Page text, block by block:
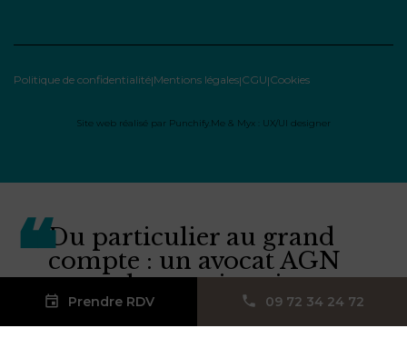
Politique de confidentialité Mentions légales CGU Cookies
Site web réalisé par Punchify.Me & Myx : UX/UI designer
Du particulier au grand
compte : un avocat AGN
pour chaque situation.
Prendre RDV 09 72 34 24 72